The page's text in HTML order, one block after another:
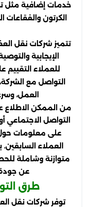
خدمات إضافية مثل
الكرتون والفقاعات
تتميز شركات نقل
الإيجابية
للعملاء
التواصل مع
العمل،
من الممكن الاطلاع
التواصل
على معلومات
العملاء
متوازنة وشاملة
عن
طرق
توفر شركات نقل